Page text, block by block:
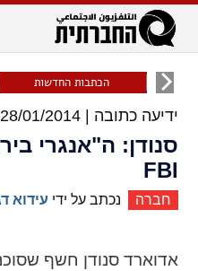
visibility_off
ביטול הבהובים
התרחק
הכתבות החדשות
ידיעה כתובה |28/01/2014 | 08:56
סנודן: ה"אנגרי
FBI
חברה נכתב על ידי עידוא
אדוארד סנודן חשף